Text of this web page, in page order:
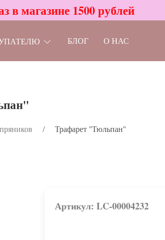
магазине 1500 рублей
БЛОГ О НАС
Трафарет "Тюльпан"
Артикул: LC-00004232